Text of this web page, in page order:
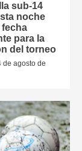
sub-14
noche
para la
del torneo
de agosto de